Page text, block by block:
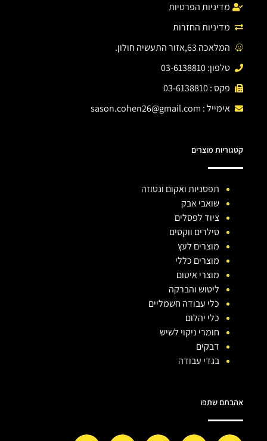
מדיניות הפרטיות
מדיניות החזרות
המלאכה 63,אזור התעשיה חולון.
טלפון: 03-6138810
פקס : 03-6138810
אימייל : sason.cohen26@gmail.com
קטגוריות מוצרים
תפסניות ואקום ונטוזה
שואבי אבק
ציוד לפסלים
סילרים ווקסים
מוצרים לעץ
מוצרים כללי
מוצרי איטום
ליטוש והברקה
כלי עבודה חשמליים
כלי יהלום
חומרי ניקוי לשיש
דבקים
בגדי עבודה
אהבתם שתפו